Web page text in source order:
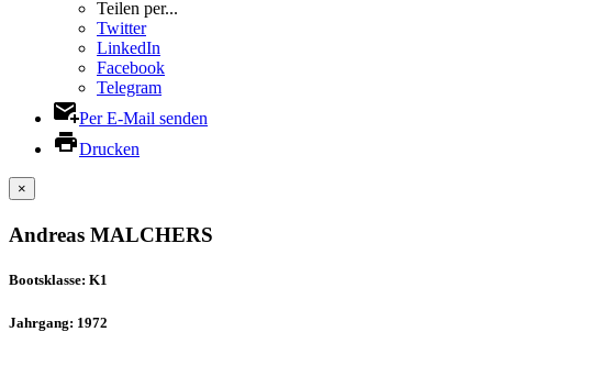
Teilen per...
Twitter
LinkedIn
Facebook
Telegram
Per E-Mail senden
Drucken
×
Andreas MALCHERS
Bootsklasse: K1
Jahrgang: 1972